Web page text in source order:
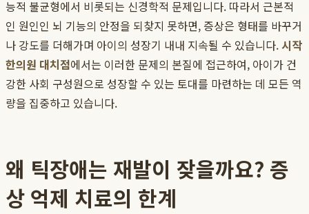
능적 불균형에서 비롯되는 신경학적 문제입니다. 따라서 근본적
인 원인인 뇌 기능의 안정을 되찾지 못하면, 증상은 형태를 바꾸거
나 강도를 더해가며 아이의 성장기 내내 지속될 수 있습니다.시작
한의원 대치점에서는 이러한 문제의 본질에 접근하여, 아이가 건
강한 사회 구성원으로 성장할 수 있는 토대를 마련하는 데 모든 역
량을 집중하고 있습니다.
왜 틱장애는 재발이 잦을까요? 증
상 억제 치료의 한계